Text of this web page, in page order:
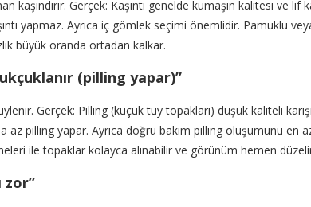
kaşındırır. Gerçek: Kaşıntı genelde kumaşın kalitesi ve lif
yapmaz. Ayrıca iç gömlek seçimi önemlidir. Pamuklu
büyük oranda ortadan kalkar.
(pilling yapar)”
Gerçek: Pilling (küçük tüy topakları) düşük kaliteli
az pilling yapar. Ayrıca doğru bakım pilling oluşumunu en
ile topaklar kolayca alınabilir ve görünüm hemen
zor”